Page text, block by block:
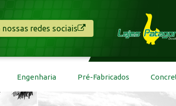
nossas redes sociais
Engenharia Pré-Fabricados